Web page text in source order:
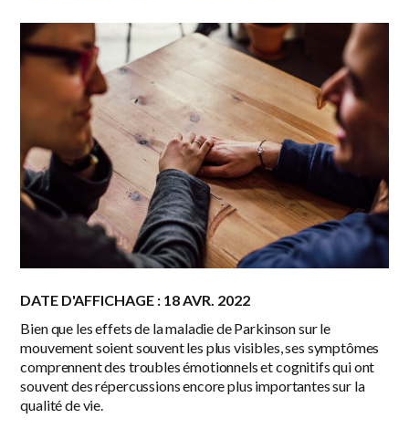
DATE D'AFFICHAGE : 18 AVR. 2022
Bien que les effets de la maladie de Parkinson sur le
mouvement soient souvent les plus visibles, ses symptômes
comprennent des troubles émotionnels et cognitifs qui ont
souvent des répercussions encore plus importantes sur la
qualité de vie.